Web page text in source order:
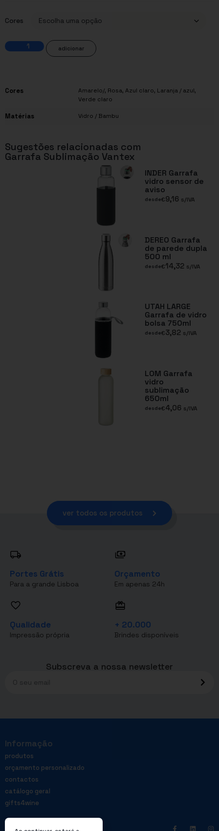
Cores
adicionar
Cores Amarelo/, Rosa, Azul claro, Laranja / azul,
Verde claro
Matérias Vidro / Bambu
Sugestões relacionadas com
Garrafa Sublimação Vantex
INDER Garrafa
vidro sensor de
aviso
desde€9,16 s/IVA
DEREO Garrafa
de parede dupla
500 ml
desde€14,32 s/IVA
UTAH LARGE
Garrafa de vidro
bolsa 750ml
desde€3,82 s/IVA
LOM Garrafa
vidro
sublimação
650ml
desde€4,06 s/IVA
ver todos os produtos
Portes Grátis
Para a grande Lisboa
Orçamento
Em apenas 24h
Qualidade
Impressão própria
+ 20.000
Brindes disponíveis
Subscreva a nossa newsletter
Informação
produtos
orçamento personalizado
contactos
catálogo geral
gifts4wine